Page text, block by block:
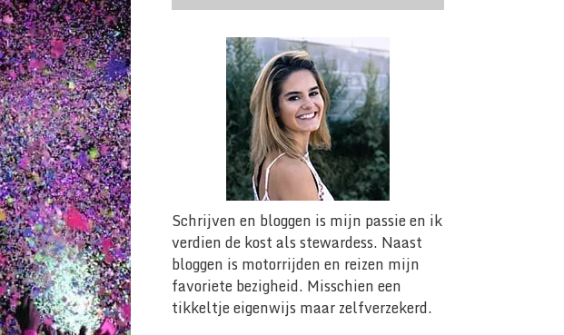
Schrijven en bloggen is mijn passie en ik
verdien de kost als stewardess. Naast
bloggen is motorrijden en reizen mijn
favoriete bezigheid. Misschien een
tikkeltje eigenwijs maar zelfverzekerd.